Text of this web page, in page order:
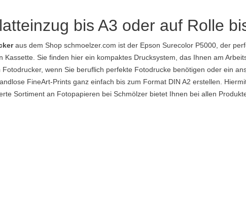
bis A3 oder auf Rolle
aus dem Shop schmoelzer.com ist der Epson Surecolor P5000, der
Sie finden hier ein kompaktes Drucksystem, das Ihnen am
wenn Sie beruflich perfekte Fotodrucke benötigen oder ein
FineArt-Prints ganz einfach bis zum Format DIN A2 erstellen.
Sortiment an Fotopapieren bei Schmölzer bietet Ihnen bei allen